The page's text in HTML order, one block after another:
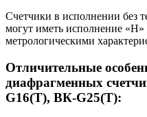
Счетчики в исполнении без
могут иметь исполнение
метрологическими
Отличительные
диафрагменных
G16(T), ВК-G25(T):